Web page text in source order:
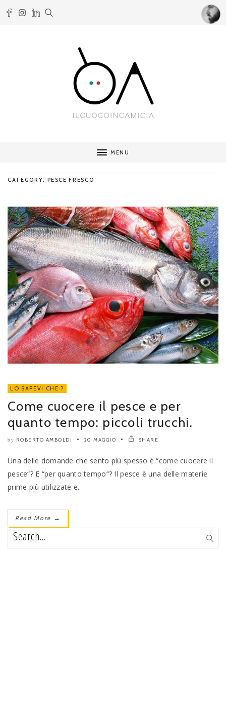
MENU
CATEGORY: PESCE FRESCO
LO SAPEVI CHE ?
Come cuocere il pesce e per
quanto tempo: piccoli trucchi.
by ROBERTO AMBOLDI 20 MAGGIO SHARE
Una delle domande che sento più spesso è “come cuocere il
pesce“? E “per quanto tempo“? Il pesce è una delle materie
prime più utilizzate e..
Read More →